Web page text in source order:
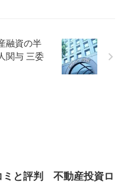
融資の半
関与 三委
ミと評判 不動産投資ロ